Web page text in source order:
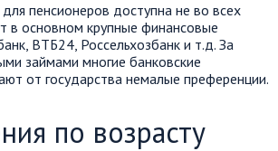
пенсионеров доступна не во всех
в основном крупные финансовые
ВТБ24, Россельхозбанк и т.д. За
займами многие банковские
от государства немалые преференции.
по возрасту